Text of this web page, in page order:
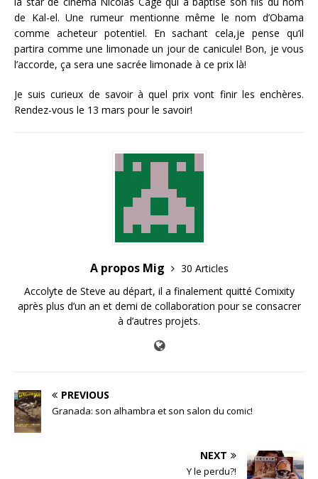
de Kal-el. Une rumeur mentionne même le nom d’Obama
comme acheteur potentiel. En sachant cela,je pense qu’il
partira comme une limonade un jour de canicule! Bon, je vous
l’accorde, ça sera une sacrée limonade à ce prix là!
Je suis curieux de savoir à quel prix vont finir les enchères.
Rendez-vous le 13 mars pour le savoir!
A propos Mig
30 Articles
Accolyte de Steve au départ, il a finalement quitté Comixity
après plus d’un an et demi de collaboration pour se consacrer
à d’autres projets.
PREVIOUS
Granada: son alhambra et son salon du comic!
NEXT
Y le perdu?!